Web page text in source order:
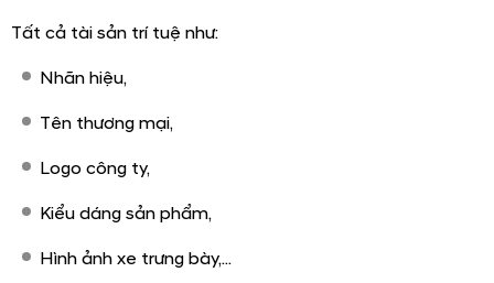
Tất cả tài sản trí tuệ như:
Nhãn hiệu,
Tên thương mại,
Logo công ty,
Kiểu dáng sản phẩm,
Hình ảnh xe trưng bày,...